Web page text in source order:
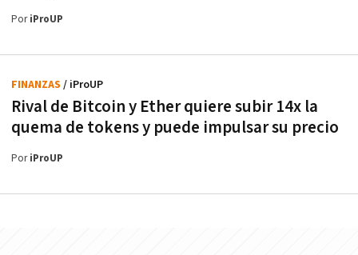
PoriProUP
Rival de Bitcoin y Ether quiere subir 14x la
quema de tokens y puede impulsar su precio
FINANZAS / iProUP
PoriProUP